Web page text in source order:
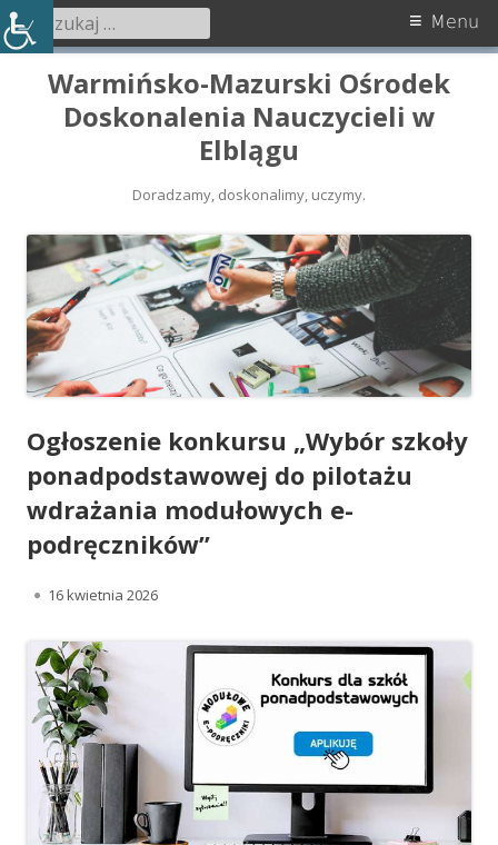
Warmińsko-Mazurski Ośrodek
Doskonalenia Nauczycieli w
Elblągu
Doradzamy, doskonalimy, uczymy.
Menu
główne
Menu
Szukaj:
Ogłoszenie konkursu „Wybór szkoły
ponadpodstawowej do pilotażu
wdrażania modułowych e-
podręczników”
O
u
b
l
i
k
16 kwietnia 2026